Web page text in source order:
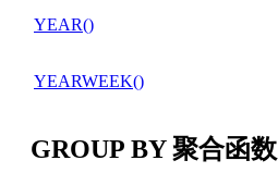
YEAR()
YEARWEEK()
GROUP BY 聚合函数